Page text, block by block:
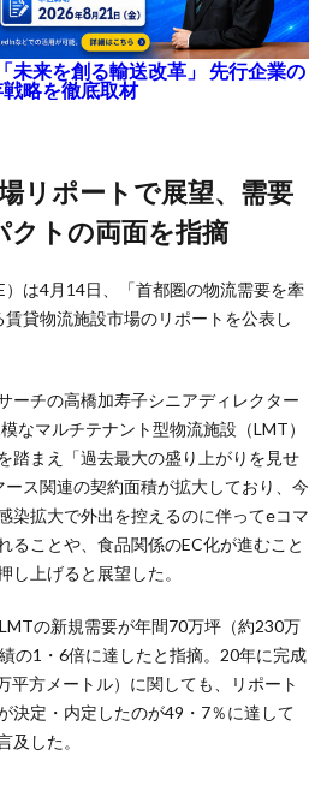
未来を創る輸送改革」 先行企業の
略を徹底取材
クトの両面を指摘
）は4月14日、「首都圏の物流需要を牽
貸物流施設市場のリポートを公表し
ーチの高橋加寿子シニアディレクター
なマルチテナント型物流施設（LMT）
踏まえ「過去最大の盛り上がりを見せ
ス関連の契約面積が拡大しており、今
染拡大で外出を控えるのに伴ってeコマ
ることや、食品関係のEC化が進むこと
し上げると展望した。
の新規需要が年間70万坪（約230万
の1・6倍に達したと指摘。20年に完成
平方メートル）に関しても、リポート
決定・内定したのが49・7％に達して
及した。